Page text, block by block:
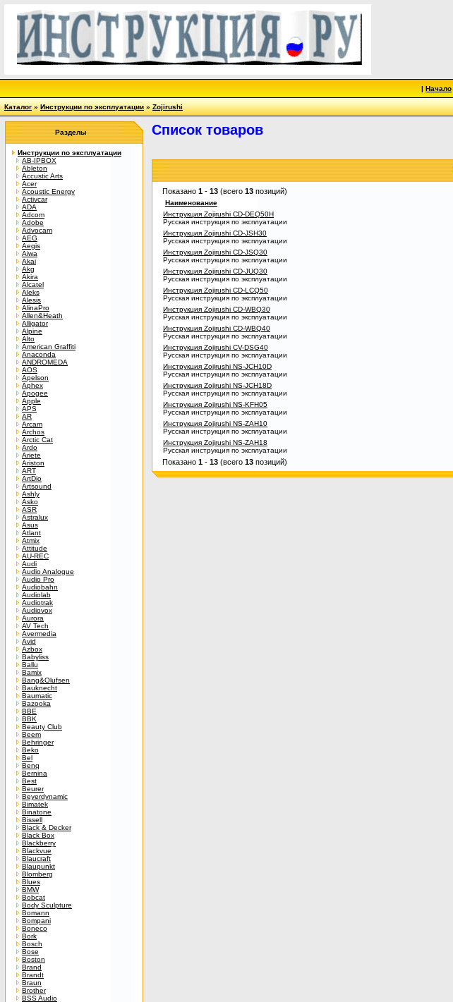
| Начало
Каталог»Инструкции по эксплуатации»Zojirushi
Разделы
Инструкции по эксплуатации
AB-IPBOX
Ableton
Accustic Arts
Acer
Acoustic Energy
Activcar
ADA
Adcom
Adobe
Advocam
AEG
Aegis
Aiwa
Akai
Akg
Akira
Alcatel
Aleks
Alesis
AlinaPro
Allen&Heath
Alligator
Alpine
Alto
American Graffiti
Anaconda
ANDROMEDA
AOS
Apelson
Aphex
Apogee
Apple
APS
AR
Arcam
Archos
Arctic Cat
Ardo
Ariete
Ariston
ART
ArtDio
Artsound
Ashly
Asko
ASR
Astralux
Asus
Atlant
Atmix
Attitude
AU-REC
Audi
Audio Analogue
Audio Pro
Audiobahn
Audiolab
Audiotrak
Audiovox
Aurora
AV Tech
Avermedia
Avid
Azbox
Babyliss
Ballu
Bamix
Bang&Olufsen
Bauknecht
Baumatic
Bazooka
BBE
BBK
Beauty Club
Beem
Behringer
Beko
Bel
Benq
Bernina
Best
Beurer
Beyerdynamic
Bimatek
Binatone
Bissell
Black & Decker
Black Box
Blackberry
Blackvue
Blaucraft
Blaupunkt
Blomberg
Blues
BMW
Bobcat
Body Sculpture
Bomann
Bompani
Boneco
Bork
Bosch
Bose
Boston
Brand
Brandt
Braun
Brother
BSS Audio
Список товаров
Показано 1 - 13 (всего 13 позиций)
Наименование
Инструкция Zojirushi CD-DEQ50H
Русская инструкция по эксплуатации
Инструкция Zojirushi CD-JSH30
Русская инструкция по эксплуатации
Инструкция Zojirushi CD-JSQ30
Русская инструкция по эксплуатации
Инструкция Zojirushi CD-JUQ30
Русская инструкция по эксплуатации
Инструкция Zojirushi CD-LCQ50
Русская инструкция по эксплуатации
Инструкция Zojirushi CD-WBQ30
Русская инструкция по эксплуатации
Инструкция Zojirushi CD-WBQ40
Русская инструкция по эксплуатации
Инструкция Zojirushi CV-DSG40
Русская инструкция по эксплуатации
Инструкция Zojirushi NS-JCH10D
Русская инструкция по эксплуатации
Инструкция Zojirushi NS-JCH18D
Русская инструкция по эксплуатации
Инструкция Zojirushi NS-KFH05
Русская инструкция по эксплуатации
Инструкция Zojirushi NS-ZAH10
Русская инструкция по эксплуатации
Инструкция Zojirushi NS-ZAH18
Русская инструкция по эксплуатации
Показано 1 - 13 (всего 13 позиций)